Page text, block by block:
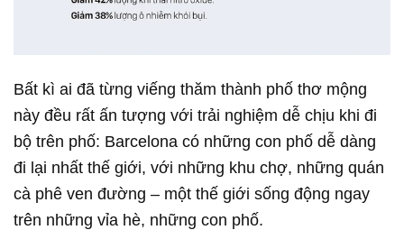
Bất kì ai đã từng viếng thăm thành phố thơ mộng
này đều rất ấn tượng với trải nghiệm dễ chịu khi đi
bộ trên phố: Barcelona có những con phố dễ dàng
đi lại nhất thế giới, với những khu chợ, những quán
cà phê ven đường – một thế giới sống động ngay
trên những vỉa hè, những con phố.